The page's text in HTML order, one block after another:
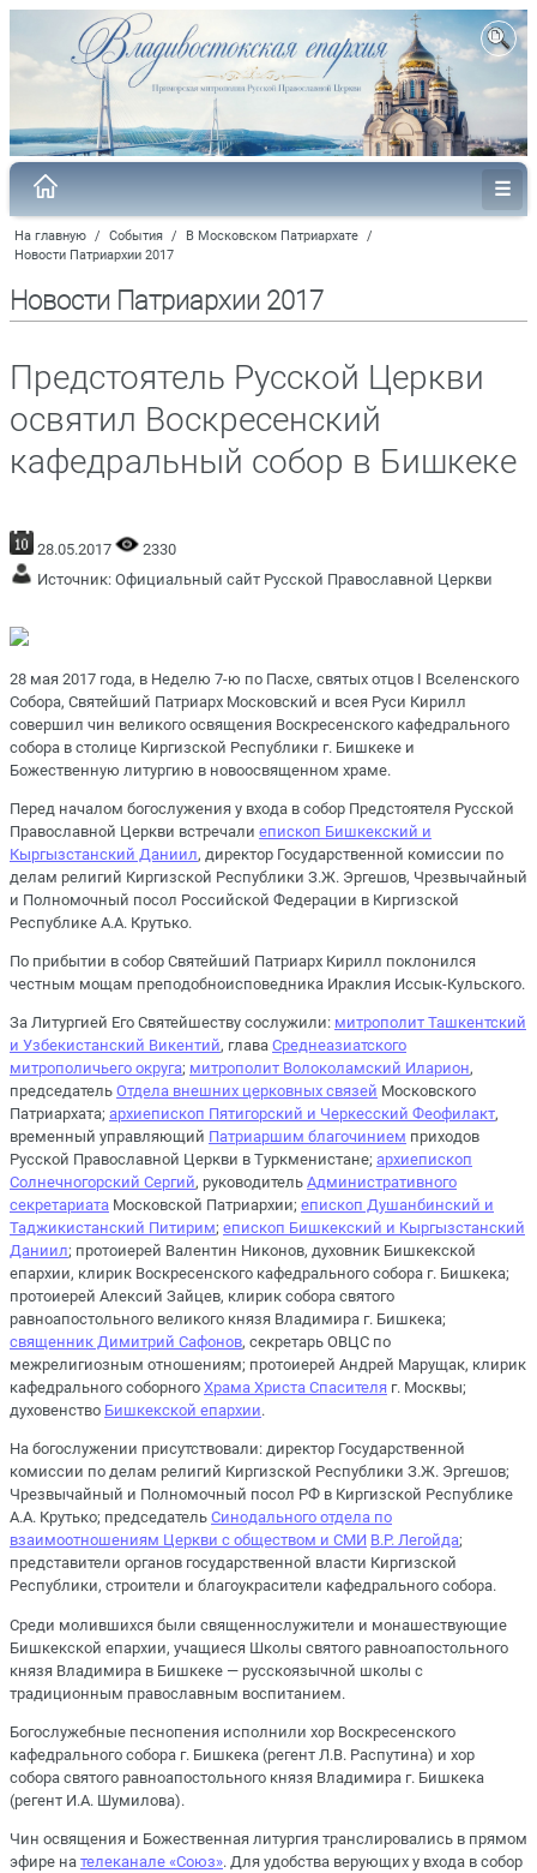
На главную / События / В Московском Патриархате /
Новости Патриархии 2017
Новости Патриархии 2017
Предстоятель Русской Церкви
освятил Воскресенский
кафедральный собор в Бишкеке
28.05.2017
2330
Источник: Официальный сайт Русской Православной Церкви
28 мая 2017 года, в Неделю 7-ю по Пасхе, святых отцов I Вселенского
Собора, Святейший Патриарх Московский и всея Руси Кирилл
совершил чин великого освящения Воскресенского кафедрального
собора в столице Киргизской Республики г. Бишкеке и
Божественную литургию в новоосвященном храме.
Перед началом богослужения у входа в собор Предстоятеля Русской
Православной Церкви встречали епископ Бишкекский и
Кыргызстанский Даниил, директор Государственной комиссии по
делам религий Киргизской Республики З.Ж. Эргешов, Чрезвычайный
и Полномочный посол Российской Федерации в Киргизской
Республике А.А. Крутько.
По прибытии в собор Святейший Патриарх Кирилл поклонился
честным мощам преподобноисповедника Ираклия Иссык-Кульского.
За Литургией Его Святейшеству сослужили: митрополит Ташкентский
и Узбекистанский Викентий, глава Среднеазиатского
митрополичьего округа; митрополит Волоколамский Иларион,
председатель Отдела внешних церковных связей Московского
Патриархата; архиепископ Пятигорский и Черкесский Феофилакт,
временный управляющий Патриаршим благочинием приходов
Русской Православной Церкви в Туркменистане; архиепископ
Солнечногорский Сергий, руководитель Административного
секретариата Московской Патриархии; епископ Душанбинский и
Таджикистанский Питирим; епископ Бишкекский и Кыргызстанский
Даниил; протоиерей Валентин Никонов, духовник Бишкекской
епархии, клирик Воскресенского кафедрального собора г. Бишкека;
протоиерей Алексий Зайцев, клирик собора святого
равноапостольного великого князя Владимира г. Бишкека;
священник Димитрий Сафонов, секретарь ОВЦС по
межрелигиозным отношениям; протоиерей Андрей Марущак, клирик
кафедрального соборного Храма Христа Спасителя г. Москвы;
духовенство Бишкекской епархии.
На богослужении присутствовали: директор Государственной
комиссии по делам религий Киргизской Республики З.Ж. Эргешов;
Чрезвычайный и Полномочный посол РФ в Киргизской Республике
А.А. Крутько; председатель Синодального отдела по
взаимоотношениям Церкви с обществом и СМИ В.Р. Легойда;
представители органов государственной власти Киргизской
Республики, строители и благоукрасители кафедрального собора.
Среди молившихся были священнослужители и монашествующие
Бишкекской епархии, учащиеся Школы святого равноапостольного
князя Владимира в Бишкеке ― русскоязычной школы с
традиционным православным воспитанием.
Богослужебные песнопения исполнили хор Воскресенского
кафедрального собора г. Бишкека (регент Л.В. Распутина) и хор
собора святого равноапостольного князя Владимира г. Бишкека
(регент И.А. Шумилова).
Чин освящения и Божественная литургия транслировались в прямом
эфире на телеканале «Союз». Для удобства верующих у входа в собор